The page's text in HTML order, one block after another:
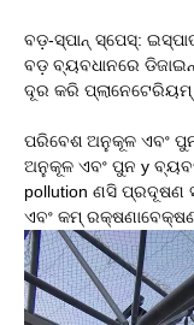
ବଡ଼-ସ୍ପାନ୍ ସ୍ପେସ୍:
ବଡ଼ ବ୍ୟବଧାନରେ
ଦୂର କରି
ପରିବେଶ ଅନୁକୂଳ ଏବଂ
ଅନୁକୂଳ ଏବଂ ପୁନ y
pollution ଣସି ପ୍ରଦୂଷଣ
ଏବଂ କମ୍